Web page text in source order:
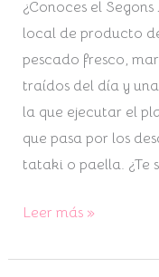
¿Conoces el
local de producto
pescado fresco,
traídos del día y
la que ejecutar el
que pasa por los
tataki o paella. ¿Te
&
tapas
🔔
Leer más »